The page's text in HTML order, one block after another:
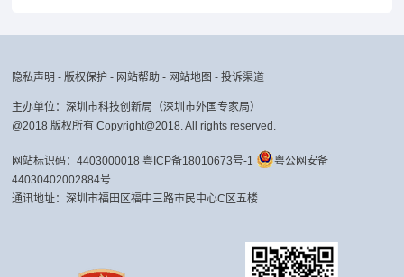
隐私声明 -版权保护 - 网站帮助 - 网站地图 -投诉渠道
主办单位：深圳市科技创新局（深圳市外国专家局）
@2018 版权所有 Copyright@2018. All rights reserved.
网站标识码：4403000018粤ICP备18010673号-1
粤公网安备
44030402002884号
通讯地址：深圳市福田区福中三路市民中心C区五楼